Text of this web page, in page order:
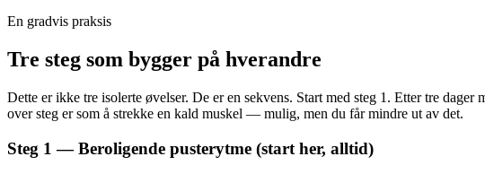
En gradvis praksis
Tre steg som bygger på hverandre
Dette er ikke tre isolerte øvelser. De er en sekvens. Start med steg 1. Etter tre
over steg er som å strekke en kald muskel — mulig, men du får mindre ut av det.
Steg 1 — Beroligende pusterytme (start her, alltid)